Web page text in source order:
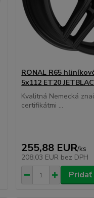
RONAL R65
5x112 ET20
Kvalitná Nemecká
certifikátmi ...
255,88 EUR/ks
208,03 EUR bez DPH
Pridať